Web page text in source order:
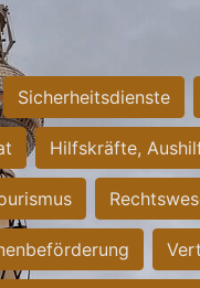
Sicherheitsdienste
Hilfskräfte,